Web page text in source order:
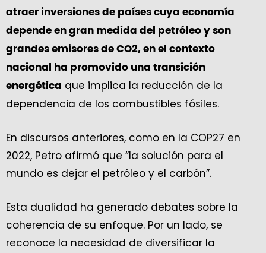
atraer inversiones de países cuya economía
depende en gran medida del petróleo y son
grandes emisores de CO2, en el contexto
nacional ha promovido una transición
energética que implica la reducción de la
dependencia de los combustibles fósiles.
En discursos anteriores, como en la COP27 en
2022, Petro afirmó que “la solución para el
mundo es dejar el petróleo y el carbón”.
Esta dualidad ha generado debates sobre la
coherencia de su enfoque. Por un lado, se
reconoce la necesidad de diversificar la